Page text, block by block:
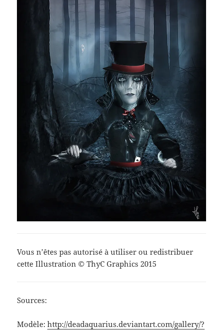
Vous n’êtes pas autorisé à utiliser ou redistribuer
cette Illustration © ThyC Graphics 2015
Sources:
Modèle:http://deadaquarius.deviantart.com/gallery/?